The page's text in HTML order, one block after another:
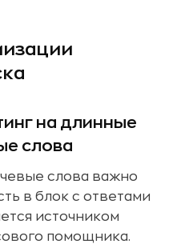
на длинные
слова
слова важно
в блок с ответами
источником
помощника.